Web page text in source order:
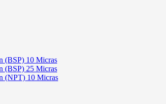
(BSP) 10 Micras
(BSP) 25 Micras
(NPT) 10 Micras